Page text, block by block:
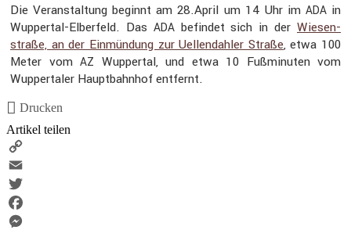
Die Veran­stal­tung beginnt am 28.April um 14 Uhr im ADAin
Wuppertal-Elber­feld. Das ADAbefindet sich in derWiesen­
straße, an der Einmün­dung zur Uellen­dahler Straße, etwa 100
Meter vom AZ Wuppertal, und etwa 10 Fußmi­nuten vom
Wupper­taler Haupt­bahnhof entfernt.
Drucken
Artikel teilen
Copy
Link
Email
Twitter
Facebook